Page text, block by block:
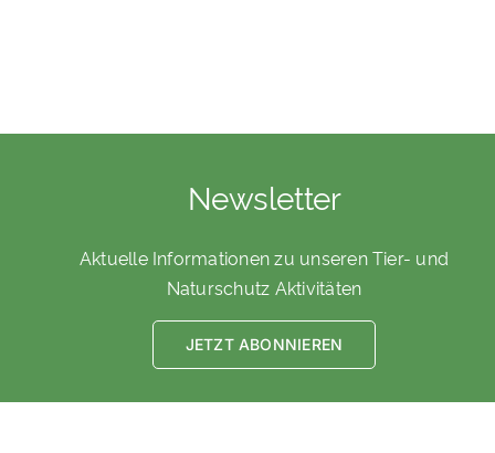
Newsletter
Aktuelle Informationen zu unseren Tier- und
Naturschutz Aktivitäten
JETZT ABONNIEREN